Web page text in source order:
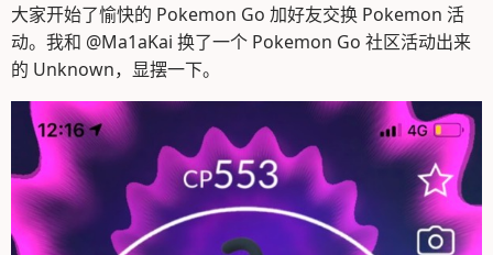
大家开始了愉快的 Pokemon Go 加好友交换 Pokemon 活
动。我和 @Ma1aKai 换了一个 Pokemon Go 社区活动出来
的 Unknown，显摆一下。